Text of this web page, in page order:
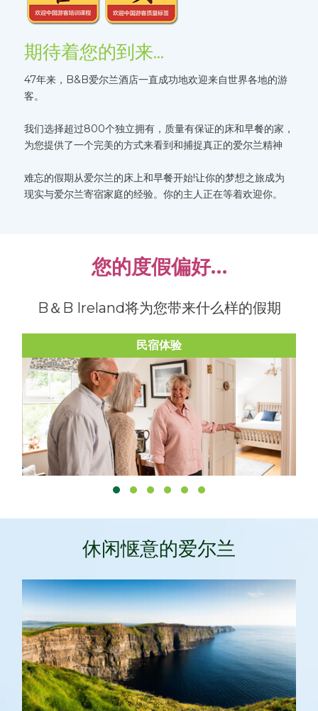
期待着您的到来...
47年来，B&B爱尔兰酒店一直成功地欢迎来自世界各地的游
客。
我们选择超过800个独立拥有，质量有保证的床和早餐的家，
为您提供了一个完美的方式来看到和捕捉真正的爱尔兰精神
难忘的假期从爱尔兰的床上和早餐开始!让你的梦想之旅成为
现实与爱尔兰寄宿家庭的经验。你的主人正在等着欢迎你。
您的度假偏好…
B＆B Ireland将为您带来什么样的假期
民宿体验
休闲惬意的爱尔兰